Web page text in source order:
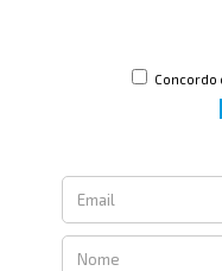
Concordo